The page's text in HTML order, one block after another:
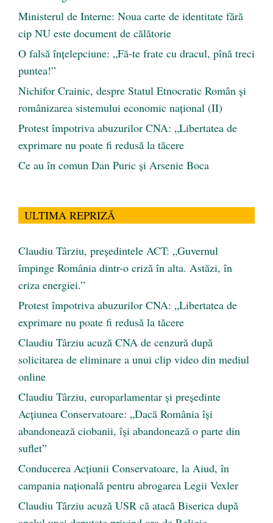
Ministerul de Interne: Noua carte de identitate fără
cip NU este document de călătorie
O falsă înțelepciune: „Fă-te frate cu dracul, pînă treci
puntea!”
Nichifor Crainic, despre Statul Etnocratic Român şi
românizarea sistemului economic naţional (II)
Protest împotriva abuzurilor CNA: „Libertatea de
exprimare nu poate fi redusă la tăcere
Ce au în comun Dan Puric şi Arsenie Boca
ULTIMA REPRIZĂ
Claudiu Târziu, președintele ACT: „Guvernul
împinge România dintr-o criză în alta. Astăzi, în
criza energiei.”
Protest împotriva abuzurilor CNA: „Libertatea de
exprimare nu poate fi redusă la tăcere
Claudiu Târziu acuză CNA de cenzură după
solicitarea de eliminare a unui clip video din mediul
online
Claudiu Târziu, europarlamentar și președinte
Acțiunea Conservatoare: „Dacă România își
abandonează ciobanii, își abandonează o parte din
suflet”
Conducerea Acțiunii Conservatoare, la Aiud, în
campania națională pentru abrogarea Legii Vexler
Claudiu Târziu acuză USR că atacă Biserica după